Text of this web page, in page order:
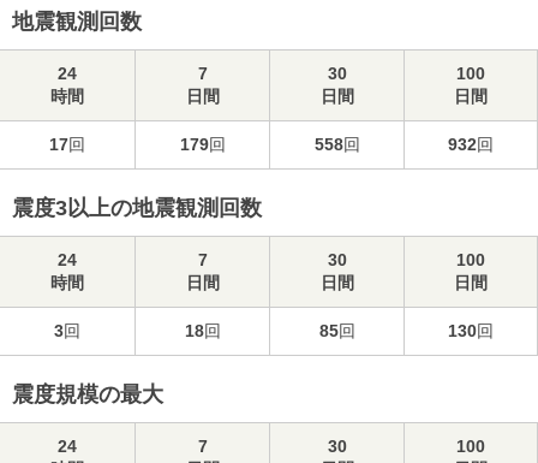
地震観測回数
24
時間
7
日間
30
日間
100
日間
17回 179回 558回 932回
震度3以上の地震観測回数
24
時間
7
日間
30
日間
100
日間
3回 18回 85回 130回
震度規模の最大
24
7
30
100